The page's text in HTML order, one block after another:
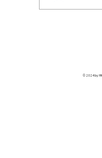
限制，
© 2024 by HK